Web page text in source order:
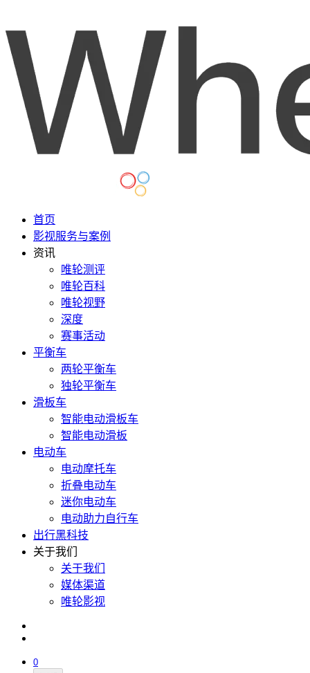
首页
影视服务与案例
资讯
唯轮测评
唯轮百科
唯轮视野
深度
赛事活动
平衡车
两轮平衡车
独轮平衡车
滑板车
智能电动滑板车
智能电动滑板
电动车
电动摩托车
折叠电动车
迷你电动车
电动助力自行车
出行黑科技
关于我们
关于我们
媒体渠道
唯轮影视
0